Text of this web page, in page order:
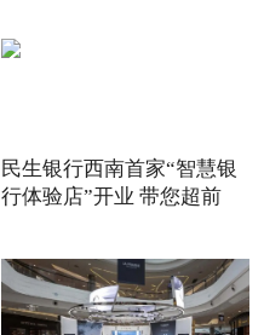
民生银行西南首家“智慧银
行体验店”开业 带您超前